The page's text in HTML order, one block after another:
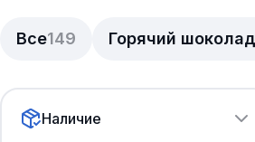
Все149 Горячий шоколад
Наличие